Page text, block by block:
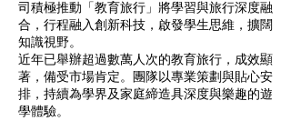
司積極推動「教育旅行」將學習與旅行深度融
合，行程融入創新科技，啟發學生思維，擴闊
知識視野。
近年已舉辦超過數萬人次的教育旅行，成效顯
著，備受市場肯定。團隊以專業策劃與貼心安
排，持續為學界及家庭締造具深度與樂趣的遊
學體驗。